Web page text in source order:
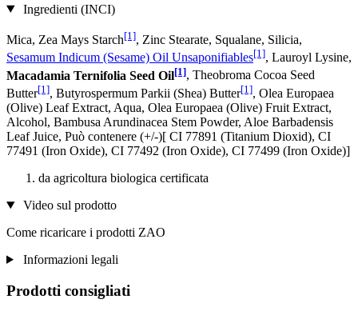
Ingredienti (INCI)
Mica, Zea Mays Starch[1], Zinc Stearate, Squalane, Silicia,
Sesamum Indicum (Sesame) Oil Unsaponifiables[1], Lauroyl Lysine,
Macadamia Ternifolia Seed Oil[1], Theobroma Cocoa Seed
Butter[1], Butyrospermum Parkii (Shea) Butter[1], Olea Europaea
(Olive) Leaf Extract, Aqua, Olea Europaea (Olive) Fruit Extract,
Alcohol, Bambusa Arundinacea Stem Powder, Aloe Barbadensis
Leaf Juice, Può contenere (+/-)[ CI 77891 (Titanium Dioxid), CI
77491 (Iron Oxide), CI 77492 (Iron Oxide), CI 77499 (Iron Oxide)]
da agricoltura biologica certificata
Video sul prodotto
Come ricaricare i prodotti ZAO
Informazioni legali
Prodotti consigliati